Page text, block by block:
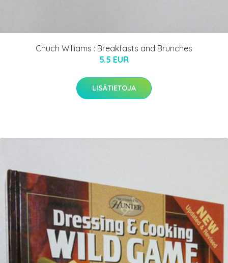
Chuch Williams : Breakfasts and Brunches
5.5 EUR
LISÄTIETOJA